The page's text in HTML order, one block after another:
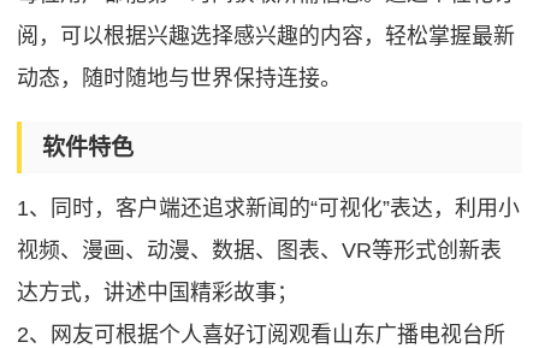
阅，可以根据兴趣选择感兴趣的内容，轻松掌握最新
动态，随时随地与世界保持连接。
软件特色
1、同时，客户端还追求新闻的“可视化”表达，利用小
视频、漫画、动漫、数据、图表、VR等形式创新表
达方式，讲述中国精彩故事；
2、网友可根据个人喜好订阅观看山东广播电视台所